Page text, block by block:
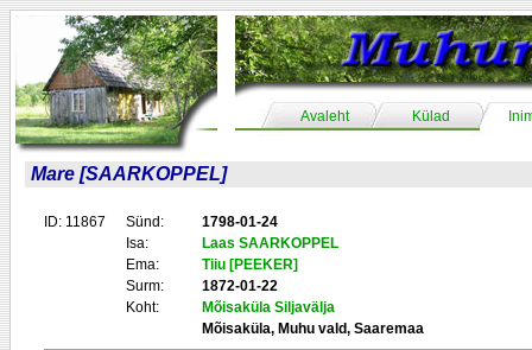
Avaleht Külad
Mare [SAARKOPPEL]
ID: 11867 Sünd:
1798-01-24
Isa:
Laas SAARKOPPEL
Ema:
Tiiu [PEEKER]
Surm:
1872-01-22
Koht:
Mõisaküla Siljavälja
Mõisaküla, Muhu vald, Saaremaa